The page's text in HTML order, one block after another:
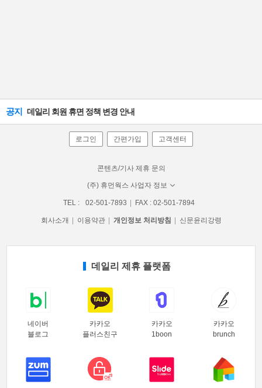
공지 데일리 회원 휴면 정책 변경 안내
로그인 간편가입 고객센터
콘텐츠/기사 제휴 문의
(주) 휴먼웍스 사업자 정보
TEL : 02-501-7893 FAX : 02-501-7894
회사소개 이용약관 개인정보 처리방침 신문윤리강령
데일리 제휴 플랫폼
네이버
블로그
카카오
플러스친구
카카오
1boon
카카오
brunch